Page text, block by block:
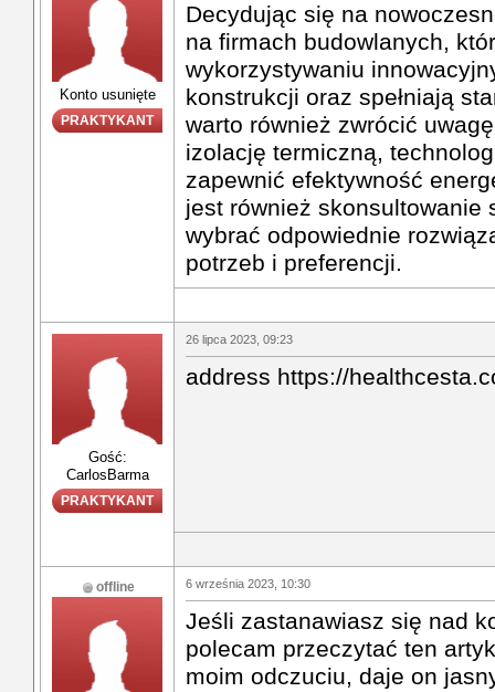
Konto usunięte
PRAKTYKANT
Decydując się na
na firmach budowlanych,
wykorzystywaniu
konstrukcji oraz spełniają
warto również zwrócić
izolację termiczną,
zapewnić efektywność
jest również skonsultowanie
wybrać odpowiednie
potrzeb i preferencji.
Gość:
CarlosBarma
PRAKTYKANT
26 lipca 2023, 09:23
address https://
offline 6 września 2023, 10:30
Jeśli zastanawiasz się nad
polecam przeczytać ten
moim odczuciu, daje on